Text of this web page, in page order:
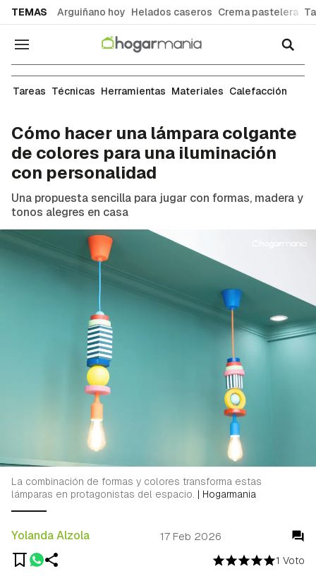
TEMAS Arguiñano hoy Helados caseros Crema pastelera
Navegación
Tareas de bricolaje
Tareas Técnicas Herramientas Materiales Calefacción
Cómo hacer una lámpara colgante
de colores para una iluminación
con personalidad
Una propuesta sencilla para jugar con formas, madera y
tonos alegres en casa
1 Voto
Yolanda Alzola 17 Feb 2026
La combinación de formas y colores transforma estas
lámparas en protagonistas del espacio. | Hogarmania